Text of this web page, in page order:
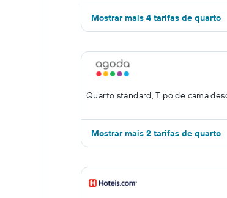
Mostrar mais 4 tarifas de quarto
Quarto standard, Tipo de cama
Mostrar mais 2 tarifas de quarto